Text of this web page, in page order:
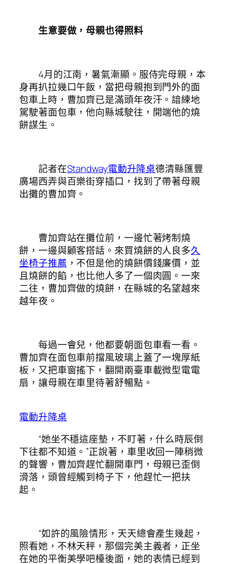
生意要做，母親也得照料
4月的江南，暑氣漸顯。服侍完母親，本
身再扒拉幾口午飯，當把母親抱到門外的面
包車上時，曹加齊已是滿頭年夜汗。諳練地
駕駛著面包車，他向縣城駛往，開端他的燒
餅謀生。
記者在Standway電動升降桌德清縣匯豐
廣場西弄與百樂街穿插口，找到了帶著母親
出攤的曹加齊。
曹加齊站在攤位前，一邊忙著烤制燒
餅，一邊與顧客搭話。來買燒餅的人良多久
坐椅子推薦 ，不但是他的燒餅價錢廉價，並
且燒餅的餡，也比他人多了一個肉圓。一來
二往，曹加齊做的燒餅，在縣城的名望越來
越年夜。
每過一會兒，他都要朝面包車看一看。
曹加齊在面包車前擋風玻璃上蓋了一塊厚紙
板，又把車窗搖下，翻開兩臺車載微型電電
扇，讓母親在車里待著舒暢點。
電動升降桌
“她坐不穩這座墊，不盯著，什么時辰倒
下往都不知道。”正說著，車里收回一陣稍微
的聲響，曹加齊趕忙翻開車門，母親已歪倒
滑落，頭曾經觸到椅子下，他趕忙一把扶
起。
“如許的風險情形，天天總會產生幾起，
照看她，不林天秤，那個完美主義者，正坐
在她的平衡美學吧檯後面，她的表情已經到